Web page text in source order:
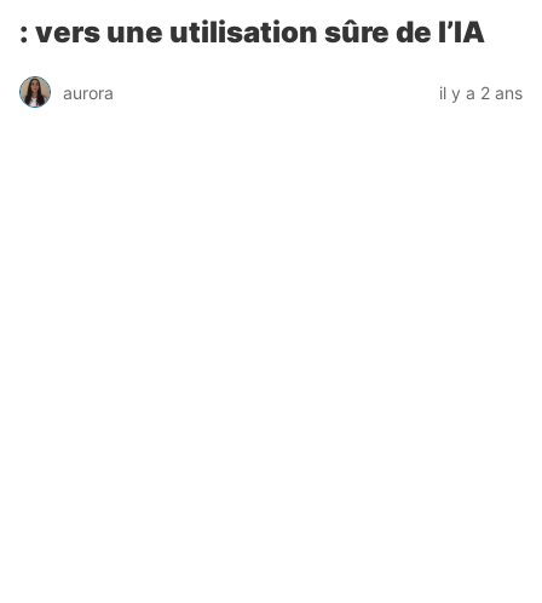
: vers une utilisation sûre de l’IA
aurora il y a 2 ans